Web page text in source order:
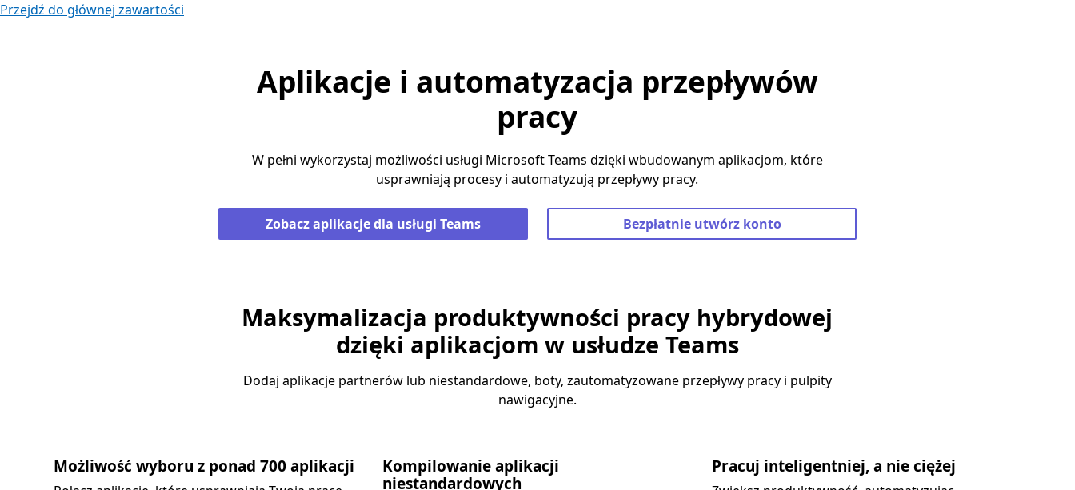
Przejdź do głównej zawartości
Aplikacje i automatyzacja przepływów
pracy
W pełni wykorzystaj możliwości usługi Microsoft Teams dzięki wbudowanym aplikacjom, które
usprawniają procesy i automatyzują przepływy pracy.
Zobacz aplikacje dla usługi Teams Bezpłatnie utwórz konto
Maksymalizacja produktywności pracy hybrydowej
dzięki aplikacjom w usłudze Teams
Dodaj aplikacje partnerów lub niestandardowe, boty, zautomatyzowane przepływy pracy i pulpity
nawigacyjne.
Możliwość wyboru z ponad 700 aplikacji
Kompilowanie aplikacji
niestandardowych
Pracuj inteligentniej, a nie ciężej